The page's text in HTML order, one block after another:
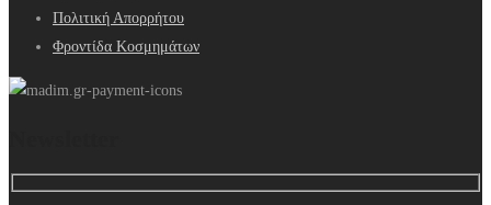
Πολιτική Απορρήτου
Φροντίδα Κοσμημάτων